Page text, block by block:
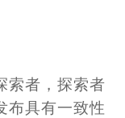
索者，探索者
布具有一致性